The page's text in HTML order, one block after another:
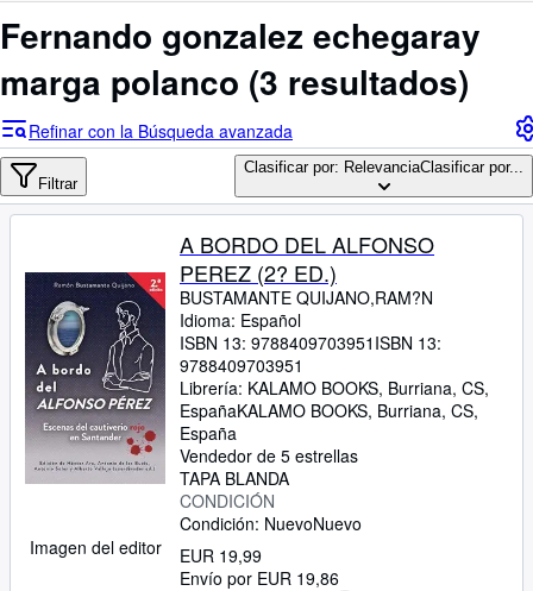
Consultar mis pedidos
Cerrar sesión
Búsqueda avanzada
Colecciones
Arte y coleccionismo
Vendedores
Comenzar a vender
Ayuda
CERRAR
Fernando gonzalez echegaray
marga polanco (3 resultados)
Refinar con la Búsqueda avanzada
Filtrar
Clasificar por: RelevanciaClasificar por...
Imagen del editor
A BORDO DEL ALFONSO
PEREZ (2? ED.)
BUSTAMANTE QUIJANO,RAM?N
Idioma: Español
ISBN 13: 9788409703951 ISBN 13:
9788409703951
Librería: KALAMO BOOKS, Burriana, CS,
EspañaKALAMO BOOKS, Burriana, CS,
España
Vendedor de 5 estrellas
TAPA BLANDA
CONDICIÓN
Condición: NuevoNuevo
EUR 19,99
Envío por EUR 19,86